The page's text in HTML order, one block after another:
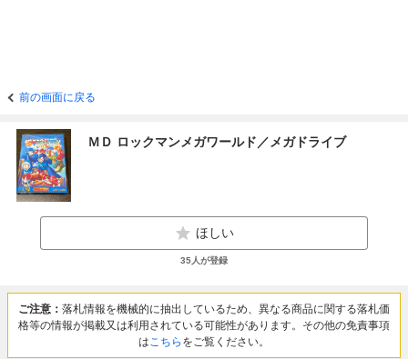
前の画面に戻る
ＭＤ ロックマンメガワールド／メガドライブ
ほしい
35人が登録
ご注意： 落札情報を機械的に抽出しているため、異なる商品に関する落札価
格等の情報が掲載又は利用されている可能性があります。その他の免責事項
はこちら をご覧ください。